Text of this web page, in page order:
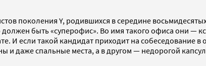
поколения Y, родившихся в середине
быть «суперофис». Во имя такого офиса они —
И если такой кандидат приходит на собеседование в
даже спальные места, а в другом — недорогой